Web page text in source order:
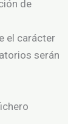
de
el carácter
serán